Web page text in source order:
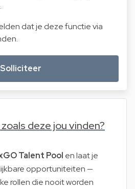
.
dat je deze functie via
Solliciteer
deze jou vinden?
Talent Pool en laat je
opportuniteiten —
rollen die nooit worden